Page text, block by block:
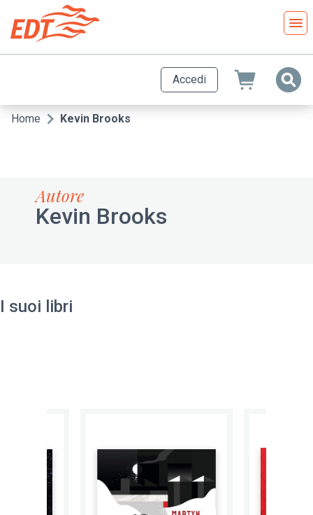
contenuto
principale
Accedi
Briciole
Home Kevin Brooks
Autore
Kevin Brooks
I suoi libri